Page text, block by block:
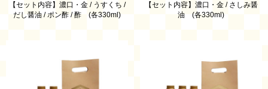
【セット内容】濃口・金 / うすくち /
だし醤油 / ポン酢 / 酢 (各330ml)
【セット内容】濃口・金 / さしみ醤
油 (各330ml)